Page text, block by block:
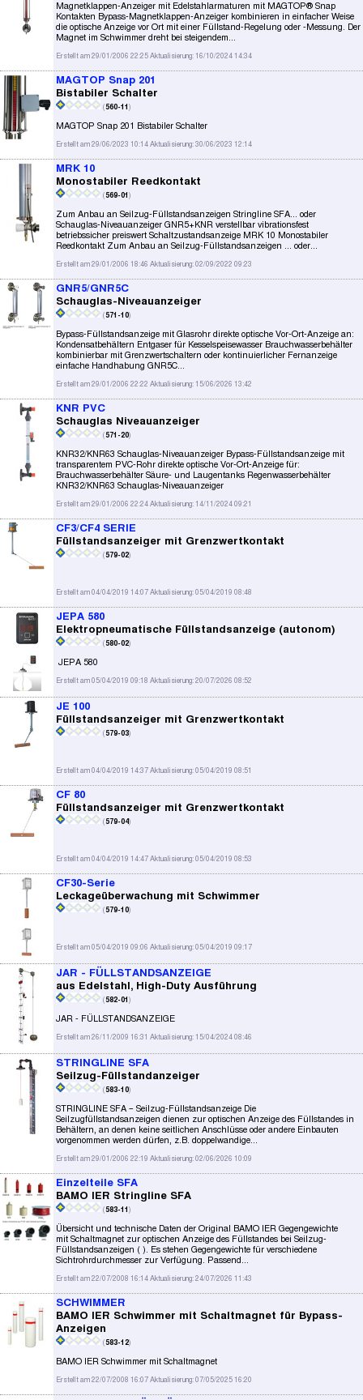
Magnetklappen-Anzeiger mit Edelstahlarmaturen mit MAGTOP® Snap
Kontakten Bypass-Magnetklappen-Anzeiger kombinieren in einfacher Weise
die optische Anzeige vor Ort mit einer Füllstand-Regelung oder -Messung. Der
Magnet im Schwimmer dreht bei steigendem...
Erstellt am 29/01/2006 22:25 Aktualisierung: 16/10/2024 14:34
MAGTOP Snap 201
Bistabiler Schalter
(560-11 )
MAGTOP Snap 201 Bistabiler Schalter
Erstellt am 29/06/2023 10:14 Aktualisierung: 30/06/2023 12:14
MRK 10
Monostabiler Reedkontakt
(569-01 )
Zum Anbau an Seilzug-Füllstandsanzeigen Stringline SFA... oder
Schauglas-Niveauanzeiger GNR5+KNR verstellbar vibrationsfest
betriebssicher preiswert Schaltzustandsanzeige MRK 10 Monostabiler
Reedkontakt Zum Anbau an Seilzug-Füllstandsanzeigen ... oder...
Erstellt am 29/01/2006 18:46 Aktualisierung: 02/09/2022 09:23
GNR5/GNR5C
Schauglas-Niveauanzeiger
(571-10)
Bypass-Füllstandsanzeige mit Glasrohr direkte optische Vor-Ort-Anzeige an:
Kondensatbehältern Entgaser für Kesselspeisewasser Brauchwasserbehälter
kombinierbar mit Grenzwertschaltern oder kontinuierlicher Fernanzeige
einfache Handhabung GNR5C...
Erstellt am 29/01/2006 22:22 Aktualisierung: 15/06/2026 13:42
KNR PVC
Schauglas Niveauanzeiger
(571-20)
KNR32/KNR63 Schauglas-Niveauanzeiger Bypass-Füllstandsanzeige mit
transparentem PVC-Rohr direkte optische Vor-Ort-Anzeige für:
Brauchwasserbehälter Säure- und Laugentanks Regenwasserbehälter
KNR32/KNR63 Schauglas-Niveauanzeiger
Erstellt am 29/01/2006 22:24 Aktualisierung: 14/11/2024 09:21
CF3/CF4 SERIE
Füllstandsanzeiger mit Grenzwertkontakt
(579-02)
Erstellt am 04/04/2019 14:07 Aktualisierung: 05/04/2019 08:48
JEPA 580
Elektropneumatische Füllstandsanzeige (autonom)
(580-02)
JEPA 580
Erstellt am 05/04/2019 09:18 Aktualisierung: 20/07/2026 08:52
JE 100
Füllstandsanzeiger mit Grenzwertkontakt
(579-03)
Erstellt am 04/04/2019 14:37 Aktualisierung: 05/04/2019 08:51
CF 80
Füllstandsanzeiger mit Grenzwertkontakt
(579-04)
Erstellt am 04/04/2019 14:47 Aktualisierung: 05/04/2019 08:53
CF30-Serie
Leckageüberwachung mit Schwimmer
(579-10)
Erstellt am 05/04/2019 09:06 Aktualisierung: 05/04/2019 09:17
JAR - FÜLLSTANDSANZEIGE
aus Edelstahl, High-Duty Ausführung
(582-01 )
JAR - FÜLLSTANDSANZEIGE
Erstellt am 26/11/2009 16:31 Aktualisierung: 15/04/2024 08:46
STRINGLINE SFA
Seilzug-Füllstandanzeiger
(583-10)
STRINGLINE SFA – Seilzug-Füllstandsanzeige Die
Seilzugfüllstandsanzeigen dienen zur optischen Anzeige des Füllstandes in
Behältern, an denen keine seitlichen Anschlüsse oder andere Einbauten
vorgenommen werden dürfen, z.B. doppelwandige...
Erstellt am 29/01/2006 22:19 Aktualisierung: 02/06/2026 10:09
Einzelteile SFA
BAMO IER Stringline SFA
(583-11 )
Übersicht und technische Daten der Original BAMO IER Gegengewichte
mit Schaltmagnet zur optischen Anzeige des Füllstandes bei Seilzug-
Füllstandsanzeigen ( ). Es stehen Gegengewichte für verschiedene
Sichtrohrdurchmesser zur Verfügung. Passend...
Erstellt am 22/07/2008 16:14 Aktualisierung: 24/07/2026 11:43
SCHWIMMER
BAMO IER Schwimmer mit Schaltmagnet für Bypass-
Anzeigen
(583-12)
BAMO IER Schwimmer mit Schaltmagnet
Erstellt am 22/07/2008 16:07 Aktualisierung: 07/05/2025 16:20